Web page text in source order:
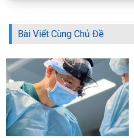
Bài Viết Cùng Chủ Đề